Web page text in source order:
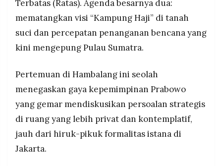
PT.
MEDIA
PRAMUDITA
©
-
PT.
RESOLUSI
MEDIA
PRAMUDITA
Terbatas (Ratas). Agenda besarnya dua:
mematangkan visi “Kampung Haji” di tanah
suci dan percepatan penanganan bencana yang
kini mengepung Pulau Sumatra.
Pertemuan di Hambalang ini seolah
menegaskan gaya kepemimpinan Prabowo
yang gemar mendiskusikan persoalan strategis
di ruang yang lebih privat dan kontemplatif,
jauh dari hiruk-pikuk formalitas istana di
Jakarta.